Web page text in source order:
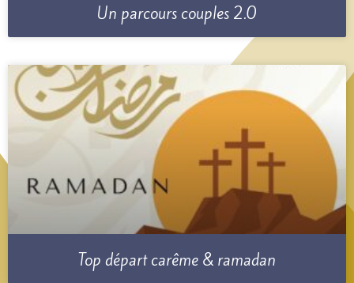
Un parcours couples 2.0
Top départ carême & ramadan